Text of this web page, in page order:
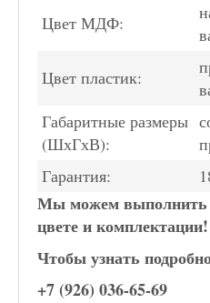
Цвет МДФ:
Цвет пластик:
Габаритные размеры
(ШхГхВ):
Гарантия:
Мы можем выполнить
цвете и комплектации!
Чтобы узнать
+7 (926) 036-65-69